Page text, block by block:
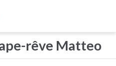
rêve Matteo